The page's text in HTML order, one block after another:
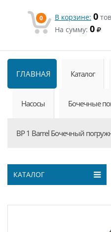
0 В корзине: 0
На сумму: 0
ГЛАВНАЯ Каталог
Насосы Бочечные
BP 1 Barrel Бочечный
КАТАЛОГ